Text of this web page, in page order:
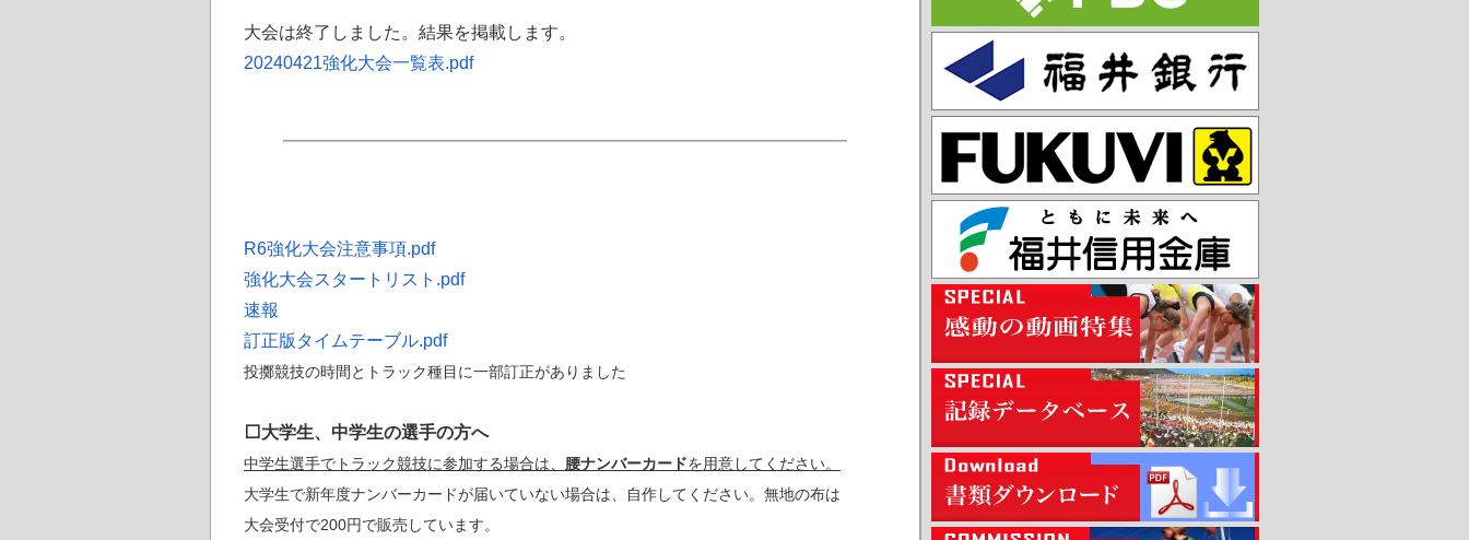
大会は終了しました。結果を掲載します。
20240421強化大会一覧表.pdf
R6強化大会注意事項.pdf
強化大会スタートリスト.pdf
速報
訂正版タイムテーブル.pdf
投擲競技の時間とトラック種目に一部訂正がありました
⬜大学生、中学生の選手の方へ
中学生選手でトラック競技に参加する場合は、 腰ナンバーカードを用意してください。
大学生で新年度ナンバーカードが届いていない場合は、自作してください。無地の布は
大会受付で200円で販売しています。